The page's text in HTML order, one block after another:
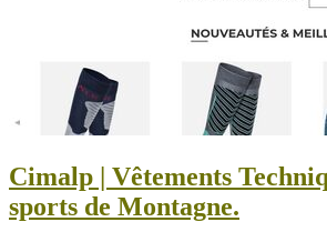
Cimalp | Vêtements
sports de Montagne.